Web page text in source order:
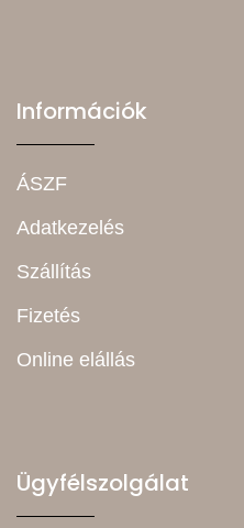
Információk
ÁSZF
Adatkezelés
Szállítás
Fizetés
Online elállás
Ügyfélszolgálat